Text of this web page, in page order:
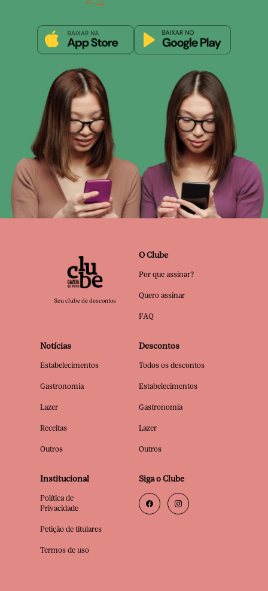
Seu clube de descontos
O Clube
Por que assinar?
Quero assinar
FAQ
Notícias
Estabelecimentos
Gastronomia
Lazer
Receitas
Outros
Descontos
Todos os descontos
Estabelecimentos
Gastronomia
Lazer
Outros
Institucional
Política de
Privacidade
Petição de titulares
Termos de uso
Siga o Clube